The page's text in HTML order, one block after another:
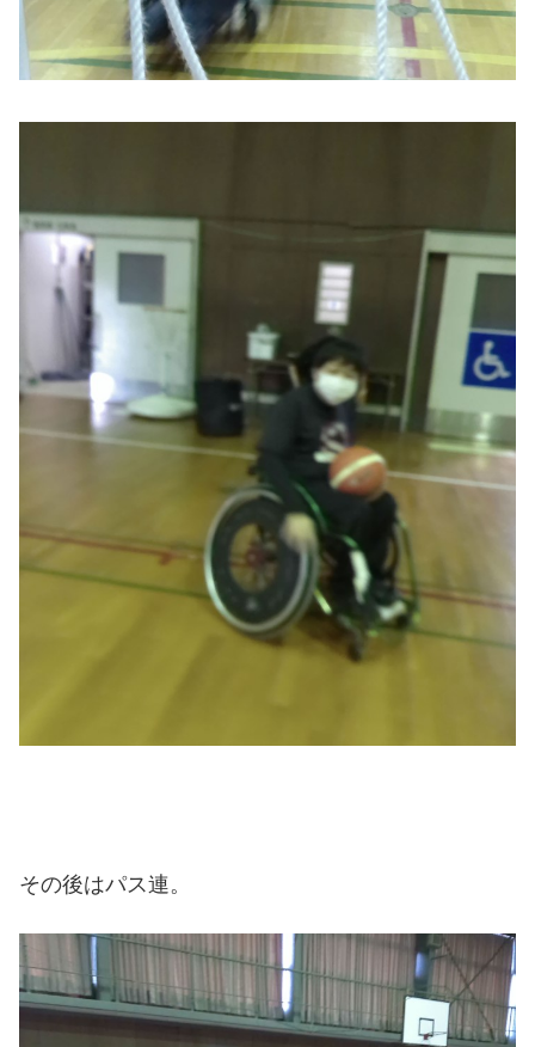
その後はパス連。